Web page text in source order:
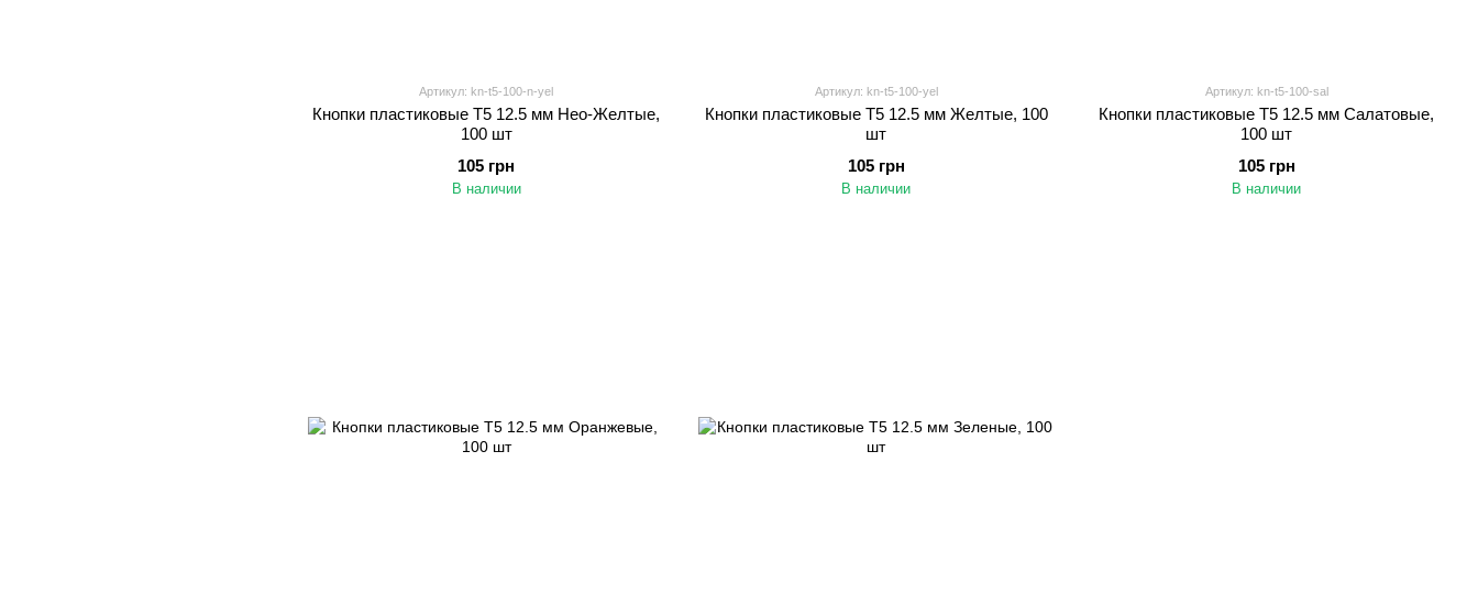
Артикул: kn-t5-100-n-yel
Кнопки пластиковые Т5 12.5 мм Нео-Желтые,
100 шт
105 грн
В наличии
Артикул: kn-t5-100-yel
Кнопки пластиковые Т5 12.5 мм Желтые, 100
шт
105 грн
В наличии
Артикул: kn-t5-100-sal
Кнопки пластиковые Т5 12.5 мм Салатовые,
100 шт
105 грн
В наличии